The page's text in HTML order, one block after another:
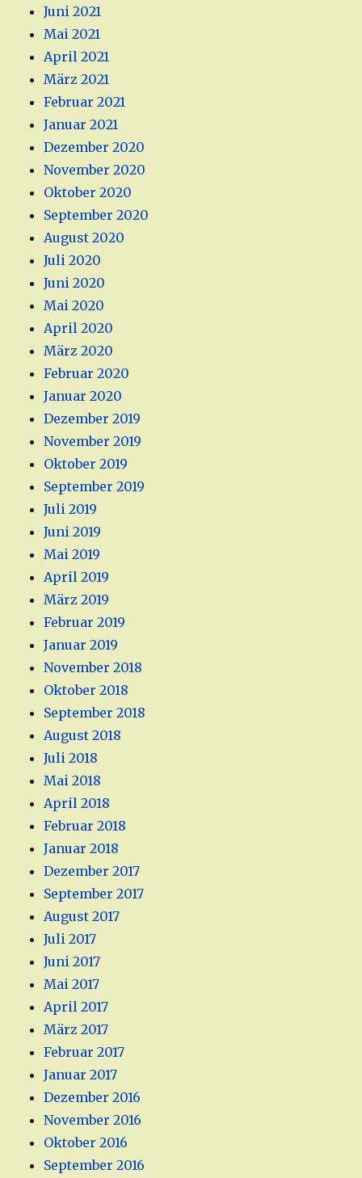
Juni 2021
Mai 2021
April 2021
März 2021
Februar 2021
Januar 2021
Dezember 2020
November 2020
Oktober 2020
September 2020
August 2020
Juli 2020
Juni 2020
Mai 2020
April 2020
März 2020
Februar 2020
Januar 2020
Dezember 2019
November 2019
Oktober 2019
September 2019
Juli 2019
Juni 2019
Mai 2019
April 2019
März 2019
Februar 2019
Januar 2019
November 2018
Oktober 2018
September 2018
August 2018
Juli 2018
Mai 2018
April 2018
Februar 2018
Januar 2018
Dezember 2017
September 2017
August 2017
Juli 2017
Juni 2017
Mai 2017
April 2017
März 2017
Februar 2017
Januar 2017
Dezember 2016
November 2016
Oktober 2016
September 2016